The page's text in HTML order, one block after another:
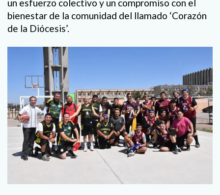
un esfuerzo colectivo y un compromiso con el
bienestar de la comunidad del llamado ‘Corazón
de la Diócesis’.